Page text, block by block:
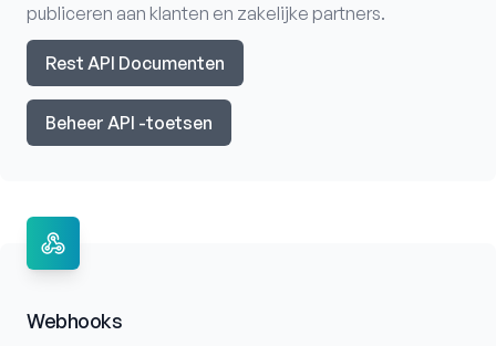
publiceren aan klanten en zakelijke partners.
Rest API Documenten
Beheer API -toetsen
Webhooks